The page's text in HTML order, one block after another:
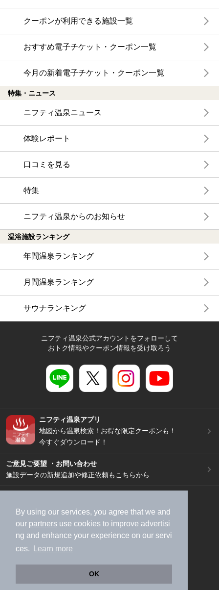
By using our services, you agree that we and
our partners use cookies to improve advertisi
ng and enhance your experience on our servi
ces.
Learn more
OK
クーポンが利用できる施設一覧
おすすめ電子チケット・クーポン一覧
今月の新着電子チケット・クーポン一覧
特集・ニュース
ニフティ温泉ニュース
体験レポート
口コミを見る
特集
ニフティ温泉からのお知らせ
温浴施設ランキング
年間温泉ランキング
月間温泉ランキング
サウナランキング
ニフティ温泉公式アカウントをフォローして
おトク情報やクーポン情報を受け取ろう
ニフティ温泉アプリ
地図から温泉検索！お得な限定クーポンも！
今すぐダウンロード！
ご意見ご要望 ・お問い合わせ
施設データの新規追加や修正依頼もこちらから
加盟店募集（資料請求）
広告出稿のご案内
利用規約
ライフスタイルMEMBERS+規約
特定商取引法に基づく表記
ヘルプ
採用情報
運営会社